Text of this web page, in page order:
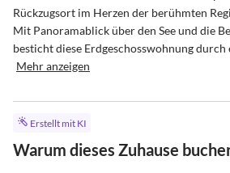
Rückzugsort im Herzen der berühmten
Mit Panoramablick über den See und die
besticht diese Erdgeschosswohnung durch
Mehr anzeigen
Erstellt mit KI
Warum dieses Zuhause